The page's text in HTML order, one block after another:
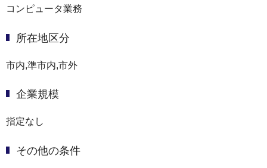
コンピュータ業務
所在地区分
市内,準市内,市外
企業規模
指定なし
その他の条件